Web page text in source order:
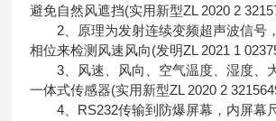
避免自然风遮挡(实用新型ZL 2020 2
2、原理为发射连续变频超声波信号
相位来检测风速风向(发明ZL 2021 1
3、风速、风向、空气温度、湿度、
一体式传感器(实用新型ZL 2020 2
4、RS232传输到防爆屏幕，内屏幕尺